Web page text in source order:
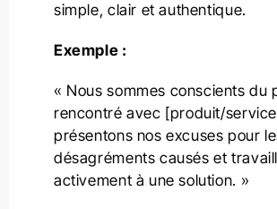
simple, clair et authentique.
Exemple :
« Nous sommes conscients du
rencontré avec [produit/
présentons nos excuses pour
désagréments causés et
activement à une solution. »